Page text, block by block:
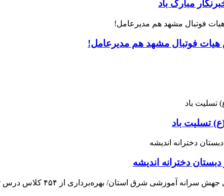
مبارک باد
فوتبال مشهد هم مدیرعامل!
تسلیت باد
دخترانه اندیشه